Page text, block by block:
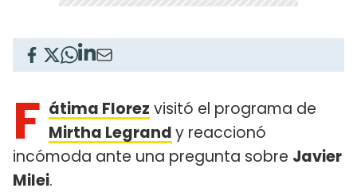
F átima Florez visitó el programa de
Mirtha Legrandy reaccionó
incómoda ante una pregunta sobre Javier
Milei.